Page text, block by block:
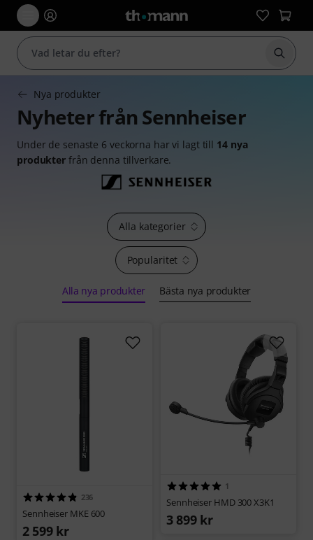
Börja
Nya produkter
Nyheter från Sennheiser
Under de senaste 6 veckorna har vi lagt till 14 nya
produkter från denna tillverkare.
Popularitet
Alla kategorier
Alla nya produkter Bästa nya produkter
236
Sennheiser MKE 600
2 599 kr
1
Sennheiser HMD 300 X3K1
3 899 kr